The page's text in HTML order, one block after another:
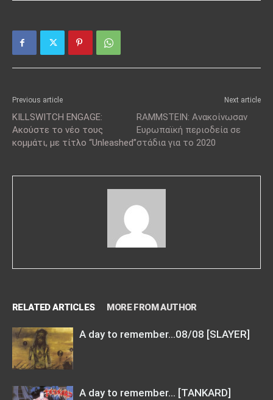
Previous article
KILLSWITCH ENGAGE:
Ακούστε το νέο τους
κομμάτι, με τίτλο “Unleashed”
Next article
RAMMSTEIN: Ανακοίνωσαν
Ευρωπαϊκή περιοδεία σε
στάδια για το 2020
RELATED ARTICLES MORE FROM AUTHOR
A day to remember…08/08 [SLAYER]
A day to remember… [TANKARD]